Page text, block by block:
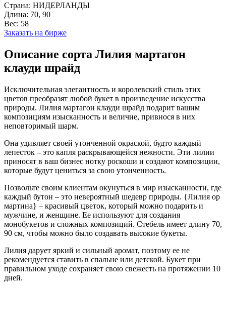
Страна: НИДЕРЛАНДЫ
Длина: 70, 90
Вес: 58
Заказать на бирже
Описание сорта Лилия мартагон
клауди шрайд
Исключительная элегантность и королевский стиль этих
цветов преобразят любой букет в произведение искусства
природы. Лилия мартагон клауди шрайд подарит вашим
композициям изысканность и величие, привнося в них
неповторимый шарм.
Она удивляет своей утонченной окраской, будто каждый
лепесток – это капля раскрывающейся нежности. Эти лилии
приносят в ваш бизнес нотку роскоши и создают композиции,
которые будут цениться за свою утонченность.
Позвольте своим клиентам окунуться в мир изысканности, где
каждый бутон – это невероятный шедевр природы. {Лилия ор
мартина} – красивый цветок, который можно подарить и
мужчине, и женщине. Ее используют для создания
монобукетов и сложных композиций. Стебель имеет длину 70,
90 см, чтобы можно было создавать высокие букеты.
Лилия дарует яркий и сильный аромат, поэтому ее не
рекомендуется ставить в спальне или детской. Букет при
правильном уходе сохраняет свою свежесть на протяжении 10
дней.